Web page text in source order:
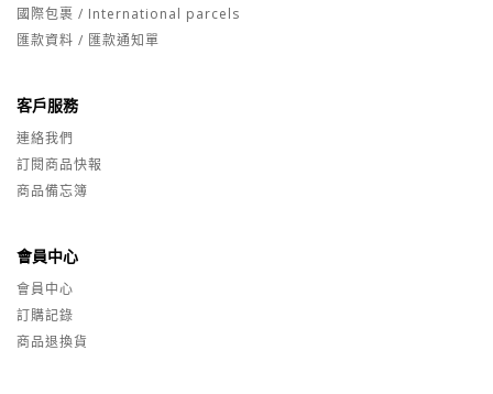
國際包裹 / International parcels
匯款資料 / 匯款通知單
客戶服務
連絡我們
訂閱商品快報
商品備忘簿
會員中心
會員中心
訂購記錄
商品退換貨